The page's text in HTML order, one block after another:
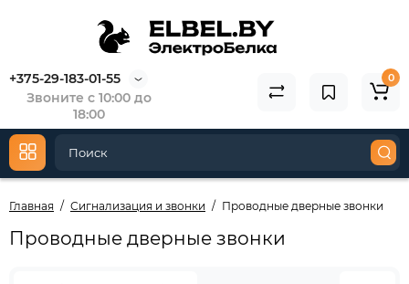
+375-29-183-01-55
Звоните с 10:00 до
18:00
0
Главная Сигнализация и звонки Проводные дверные звонки
Проводные дверные звонки